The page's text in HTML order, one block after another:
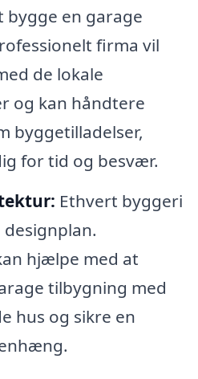
en garage
firma vil
de lokale
og kan håndtere
byggetilladelser,
for tid og besvær.
Ethvert byggeri
hjælpe med at
tilbygning med
hus og sikre en